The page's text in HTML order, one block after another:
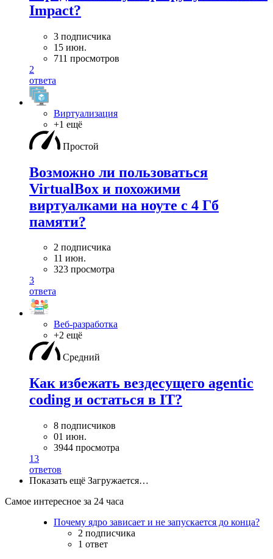
Impact?
3 подписчика
15 июн.
711 просмотров
2
ответа
Виртуализация
+1 ещё
Простой
Возможно ли пользоваться
VirtualBox и похожими
виртуалками на ноуте с 4 Гб
памяти?
2 подписчика
11 июн.
323 просмотра
3
ответа
Веб-разработка
+2 ещё
Средний
Как избежать вездесущего agentic
coding и остаться в IT?
8 подписчиков
01 июн.
3944 просмотра
13
ответов
Показать ещё Загружается…
Самое интересное за 24 часа
Почему ядро зависает и не запускается до конца?
2 подписчика
1 ответ